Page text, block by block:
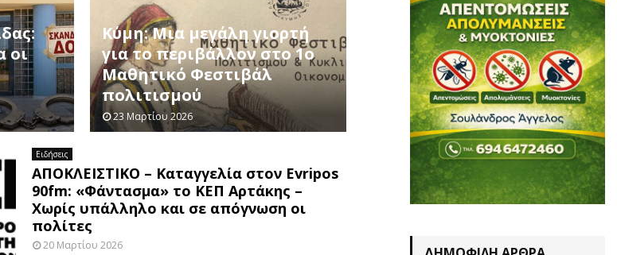
οι
Κύμη: Μια μεγάλη γιορτή
για το περιβάλλον στο 1ο
Μαθητικό Φεστιβάλ
πολιτισμού
23 Μαρτίου 2026
Ειδήσεις
ΑΠΟΚΛΕΙΣΤΙΚΟ – Καταγγελία στον Evripos
90fm: «Φάντασμα» το ΚΕΠ Αρτάκης –
Χωρίς υπάλληλο και σε απόγνωση οι
πολίτες
20 Μαρτίου 2026